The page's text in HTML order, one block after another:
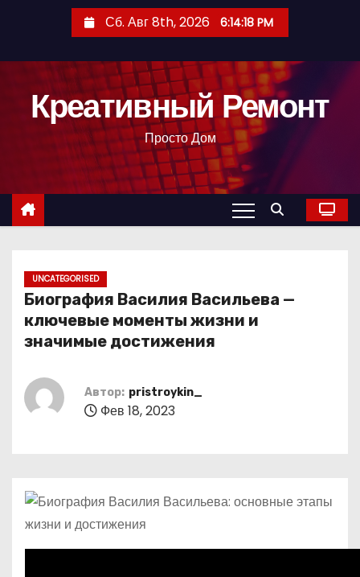
с
Сб. Авг 8th, 2026 6:14:19 PM
Креативный Ремонт
Просто Дом
UNCATEGORISED
Биография Василия Васильева —
ключевые моменты жизни и
значимые достижения
Автор: pristroykin_
Фев 18, 2023